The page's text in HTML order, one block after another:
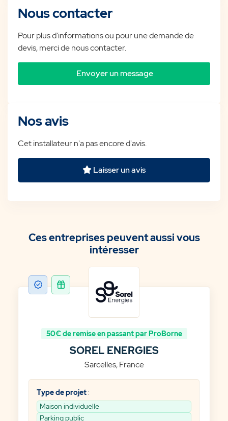
Nous contacter
Pour plus d'informations ou pour une demande de
devis, merci de nous contacter.
Envoyer un message
Nos avis
Cet installateur n'a pas encore d'avis.
Laisser un avis
Ces entreprises peuvent aussi vous
intéresser
SOREL ENERGIES
Sarcelles, France
Type de projet:
Maison individuelle
Parking public